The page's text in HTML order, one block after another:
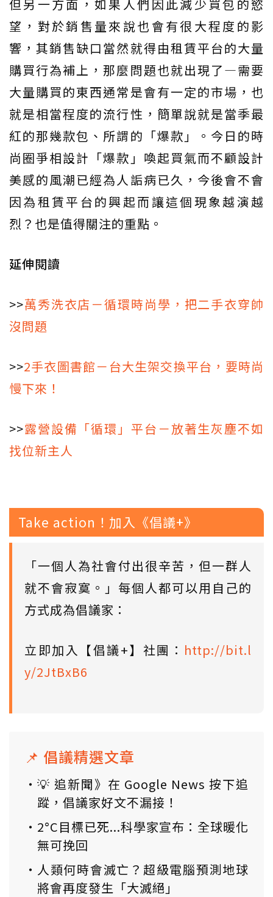
但另一方面，如果人們因此減少買包的慾
望，對於銷售量來說也會有很大程度的影
響，其銷售缺口當然就得由租賃平台的大量
購買行為補上，那麼問題也就出現了—需要
大量購買的東西通常是會有一定的市場，也
就是相當程度的流行性，簡單說就是當季最
紅的那幾款包、所謂的「爆款」。今日的時
尚圈爭相設計「爆款」喚起買氣而不顧設計
美感的風潮已經為人詬病已久，今後會不會
因為租賃平台的興起而讓這個現象越演越
烈？也是值得關注的重點。
延伸閱讀
>>萬秀洗衣店－循環時尚學，把二手衣穿帥
沒問題
>>2手衣圖書館－台大生架交換平台，要時尚
慢下來！
>>露營設備「循環」平台－放著生灰塵不如
找位新主人
Take action！加入《倡議+》
「一個人為社會付出很辛苦，但一群人
就不會寂寞。」每個人都可以用自己的
方式成為倡議家：
立即加入【倡議+】社團： http://bit.l
y/2JtBxB6
📌 倡議精選文章
💡 追新聞》在 Google News 按下追
蹤，倡議家好文不漏接！
2°C目標已死...科學家宣布：全球暖化
無可挽回
人類何時會滅亡？超級電腦預測地球
將會再度發生「大滅絕」